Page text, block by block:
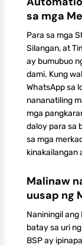
sa mga
Para sa mga
Silangan, at
ay bumubuo
dami. Kung
WhatsApp sa
nananatiling
mga
daloy para sa
sa mga
kinakailangan
Malinaw
uusap ng
Naniningil
batay sa uri
BSP ay